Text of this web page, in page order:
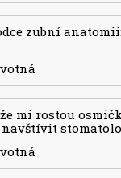
zubní
mi rostou
navštívit